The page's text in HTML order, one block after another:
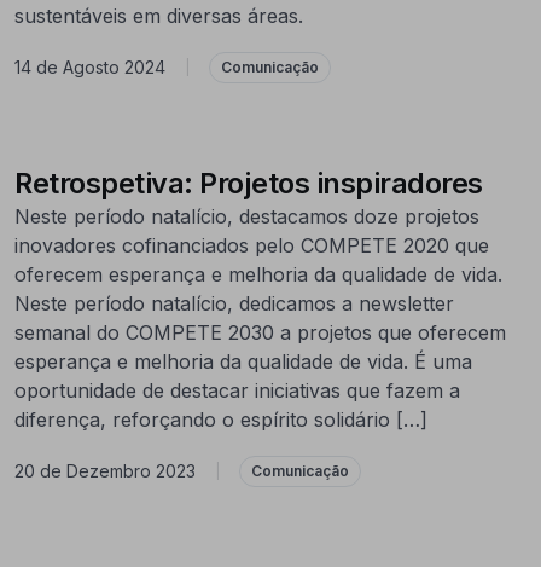
sustentáveis em diversas áreas.
14 de Agosto 2024 Comunicação
Retrospetiva: Projetos inspiradores
Neste período natalício, destacamos doze projetos
inovadores cofinanciados pelo COMPETE 2020 que
oferecem esperança e melhoria da qualidade de vida.
Neste período natalício, dedicamos a newsletter
semanal do COMPETE 2030 a projetos que oferecem
esperança e melhoria da qualidade de vida. É uma
oportunidade de destacar iniciativas que fazem a
diferença, reforçando o espírito solidário […]
20 de Dezembro 2023 Comunicação